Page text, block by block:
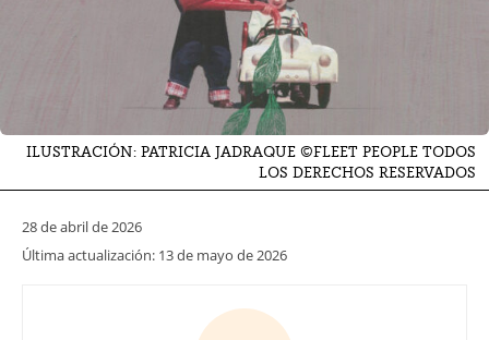
ILUSTRACIÓN: PATRICIA JADRAQUE ©FLEET PEOPLE TODOS
LOS DERECHOS RESERVADOS
28 de abril de 2026
Última actualización: 13 de mayo de 2026